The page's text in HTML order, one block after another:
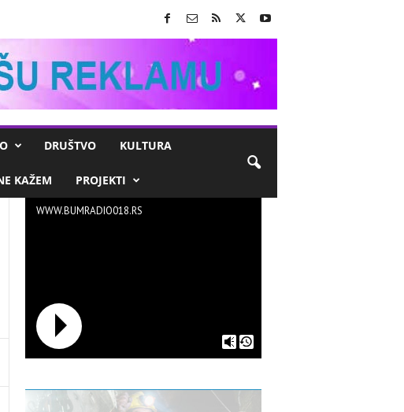
DRUŠTVO KULTURA
KAŽEM PROJEKTI
WWW.BUMRADIO018.RS